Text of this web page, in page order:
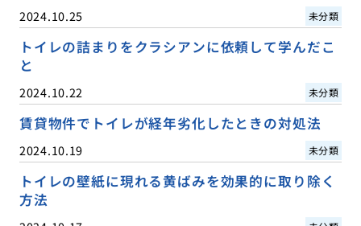
2024.10.25 未分類
トイレの詰まりをクラシアンに依頼して学んだこ
と
2024.10.22 未分類
賃貸物件でトイレが経年劣化したときの対処法
2024.10.19 未分類
トイレの壁紙に現れる黄ばみを効果的に取り除く
方法